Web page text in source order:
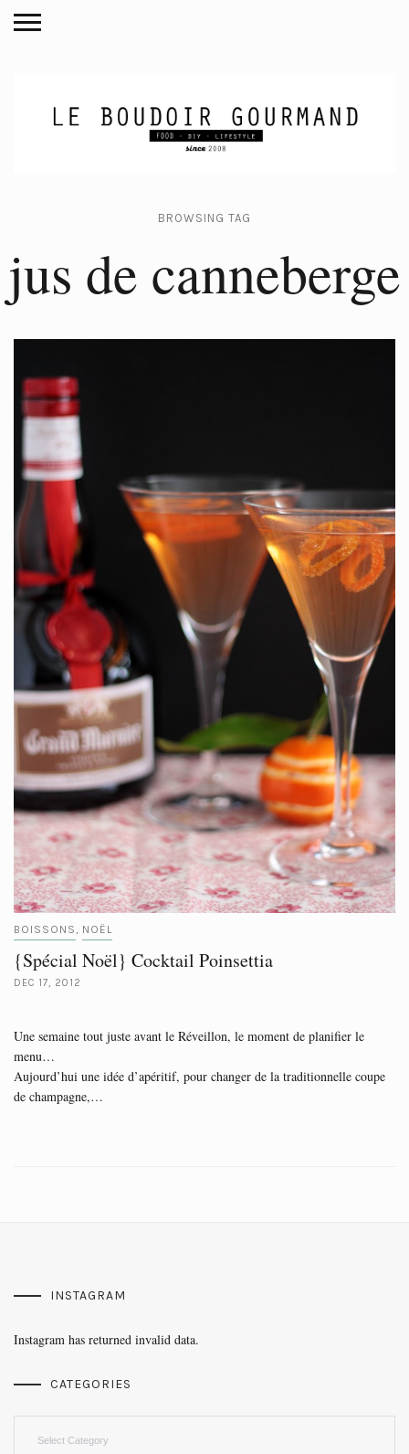
BROWSING TAG
jus de canneberge
BOISSONS, NOËL
{Spécial Noël} Cocktail Poinsettia
DEC 17, 2012
Une semaine tout juste avant le Réveillon, le moment de planifier le
menu…
Aujourd’hui une idée d’apéritif, pour changer de la traditionnelle coupe
de champagne,…
INSTAGRAM
Instagram has returned invalid data.
CATEGORIES